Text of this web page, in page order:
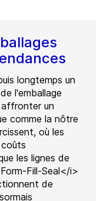
longtemps un
l'emballage
affronter un
comme la nôtre
où les
les lignes de
Fill-Seal</i>
de